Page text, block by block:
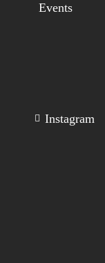
Events
Instagram